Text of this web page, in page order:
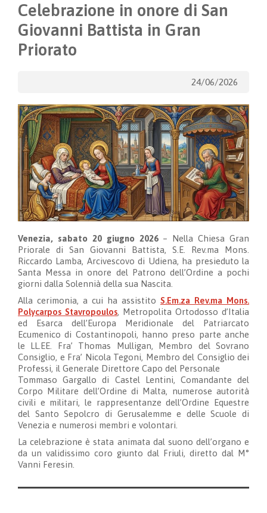
Celebrazione in onore di San
Giovanni Battista in Gran
Priorato
24/06/2026
Venezia, sabato 20 giugno 2026– Nella Chiesa Gran
Priorale di San Giovanni Battista, S.E. Rev.ma Mons.
Riccardo Lamba, Arcivescovo di Udiena, ha presieduto la
Santa Messa in onore del Patrono dell’Ordine a pochi
giorni dalla Solennià della sua Nascita.
Alla cerimonia, a cui ha assistito S.Em.za Rev.ma Mons.
Polycarpos Stavropoulos, Metropolita Ortodosso d’Italia
ed Esarca dell’Europa Meridionale del Patriarcato
Ecumenico di Costantinopoli, hanno preso parte anche
le LL.EE. Fra’ Thomas Mulligan, Membro del Sovrano
Consiglio, e Fra’ Nicola Tegoni, Membro del Consiglio dei
Professi, il Generale Direttore Capo del Personale​​
Tommaso Gargallo di Castel Lentini, Comandante del
Corpo Militare dell’Ordine di Malta, numerose autorità
civili e militari, le rappresentanze dell’Ordine Equestre
del Santo Sepolcro di Gerusalemme e delle Scuole di
Venezia e numerosi membri e volontari.
La celebrazione è stata animata dal suono dell’organo e
da un validissimo coro giunto dal Friuli, diretto dal M°
Vanni Feresin.